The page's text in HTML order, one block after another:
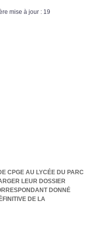
mise à jour : 19
CPGE AU LYCÉE DU PARC
LEUR DOSSIER
DONNÉ
DE LA